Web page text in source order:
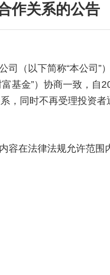
作关系的公告
（以下简称“本公司”
基金”）协商一致，自
，同时不再受理投资者
在法律法规允许范围